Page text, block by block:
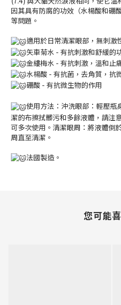
因其具有防腐的功效（水楊酸和硼
等問題。
適用於日常清潔眼部，無刺激
矢車菊水 - 有抗刺激和舒緩的
金縷梅水 - 有抗刺激，溫和止
水楊酸 - 有抗菌，去角質，抗
硼酸 - 有抗微生物的作用
使用方法：沖洗眼部：輕壓瓶
潔的布擦拭髒污和多餘液體，請注
可多次使用。清潔眼周：將液體倒
周直至清潔。
法國製造。
您可能